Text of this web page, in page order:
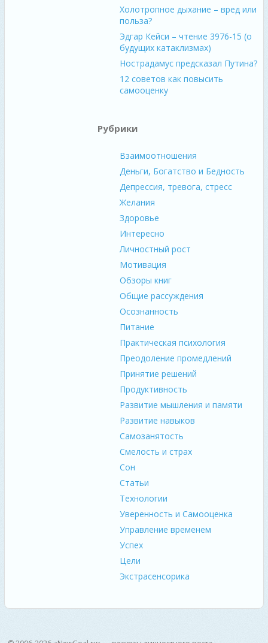
Холотропное дыхание – вред или
польза?
Эдгар Кейси – чтение 3976-15 (о
будущих катаклизмах)
Нострадамус предсказал Путина?
12 советов как повысить
самооценку
Рубрики
Взаимоотношения
Деньги, Богатство и Бедность
Депрессия, тревога, стресс
Желания
Здоровье
Интересно
Личностный рост
Мотивация
Обзоры книг
Общие рассуждения
Осознанность
Питание
Практическая психология
Преодоление промедлений
Принятие решений
Продуктивность
Развитие мышления и памяти
Развитие навыков
Самозанятость
Смелость и страх
Сон
Статьи
Технологии
Уверенность и Самооценка
Управление временем
Успех
Цели
Экстрасенсорика